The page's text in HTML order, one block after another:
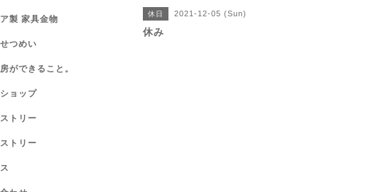
休日 2021-12-05 (Sun)
休み
製 家具金物
つめい
ができること。
ョップ
トリー
トリー